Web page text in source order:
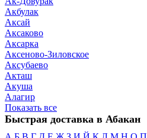
Акбулак
Аксай
Аксаково
Аксарка
Аксеново-Зиловское
Аксубаево
Акташ
Акуша
Алагир
Показать все
Быстрая доставка в Абакан